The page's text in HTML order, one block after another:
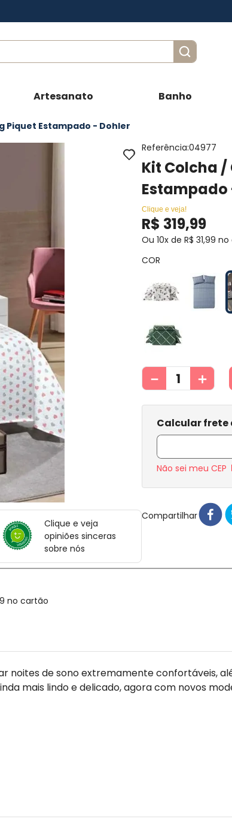
Artesanato Banho
Piquet Estampado - Dohler
Clique e veja
opiniões sinceras
sobre nós
Referência:04977
Kit Colcha /
Estampado
Clique e veja!
R$ 319,99
Ou10x deR$ 31,99 no
COR
＋
－
Não sei meu CEP
Compartilhar
no cartão
noites de sono extremamente confortáveis,
mais lindo e delicado, agora com novos